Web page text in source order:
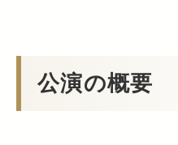
公演の概要